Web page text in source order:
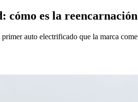
cómo es la
auto electrificado que la marca